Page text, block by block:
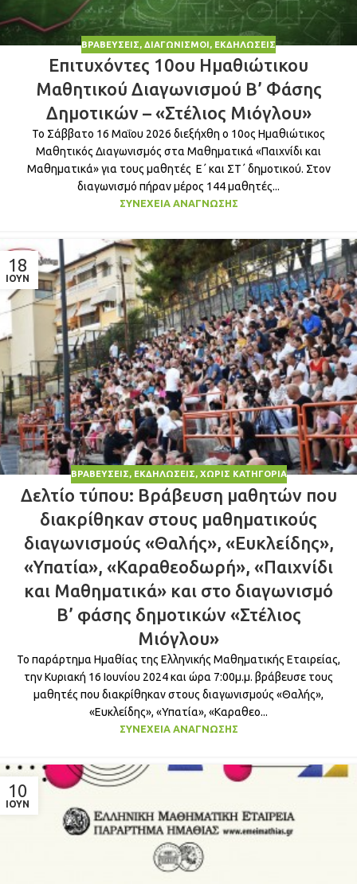
ΒΡΑΒΕΎΣΕΙΣ, ΔΙΑΓΩΝΙΣΜΟΊ, ΕΚΔΗΛΏΣΕΙΣ
Επιτυχόντες 10ου Ημαθιώτικου
Μαθητικού Διαγωνισμού Β’ Φάσης
Δημοτικών – «Στέλιος Μιόγλου»
Το Σάββατο 16 Μαΐου 2026 διεξήχθη ο 10ος Ημαθιώτικος
Μαθητικός Διαγωνισμός στα Μαθηματικά «Παιχνίδι και
Μαθηματικά» για τους μαθητές Ε΄ και ΣΤ΄ δημοτικού. Στον
διαγωνισμό πήραν μέρος 144 μαθητές...
ΣΥΝΈΧΕΙΑ ΑΝΆΓΝΩΣΗΣ
18
ΙΟΎΝ
ΒΡΑΒΕΎΣΕΙΣ, ΕΚΔΗΛΏΣΕΙΣ, ΧΩΡΊΣ ΚΑΤΗΓΟΡΊΑ
Δελτίο τύπου: Βράβευση μαθητών που
διακρίθηκαν στους μαθηματικούς
διαγωνισμούς «Θαλής», «Ευκλείδης»,
«Υπατία», «Καραθεοδωρή», «Παιχνίδι
και Μαθηματικά» και στο διαγωνισμό
Β’ φάσης δημοτικών «Στέλιος
Μιόγλου»
Το παράρτημα Ημαθίας της Ελληνικής Μαθηματικής Εταιρείας,
την Κυριακή 16 Ιουνίου 2024 και ώρα 7:00μ.μ. βράβευσε τους
μαθητές που διακρίθηκαν στους διαγωνισμούς «Θαλής»,
«Ευκλείδης», «Υπατία», «Καραθεο...
ΣΥΝΈΧΕΙΑ ΑΝΆΓΝΩΣΗΣ
10
ΙΟΎΝ